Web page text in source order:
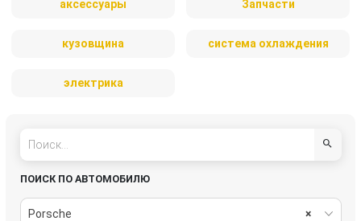
аксессуары Запчасти
кузовщина система охлаждения
электрика
ПОИСК ПО АВТОМОБИЛЮ
×
Porsche